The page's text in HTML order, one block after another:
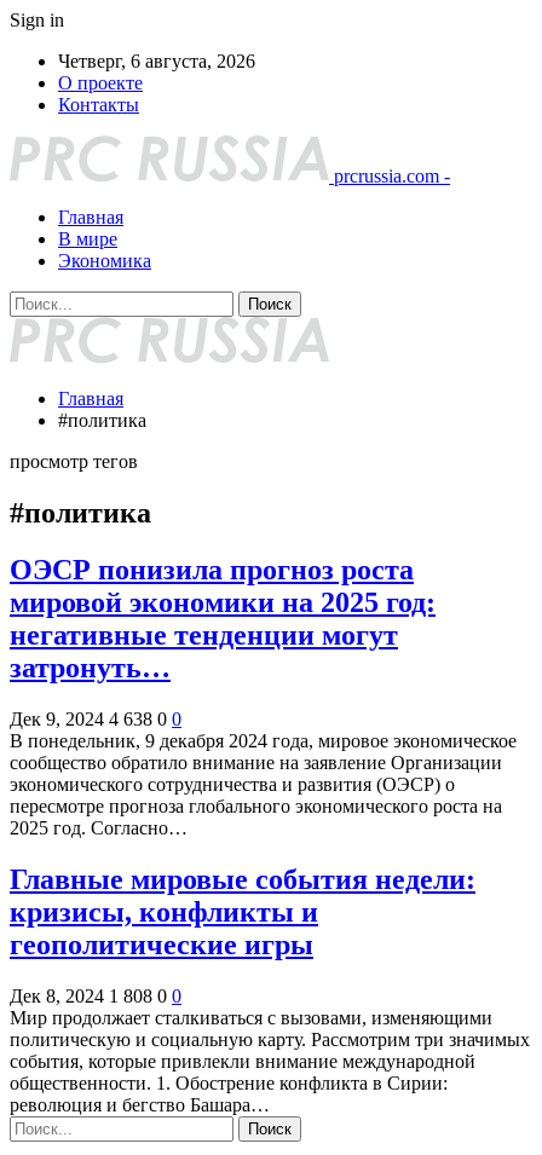
Sign in
Четверг, 6 августа, 2026
О проекте
Контакты
prcrussia.com -
Главная
В мире
Экономика
Главная
#политика
просмотр тегов
#политика
ОЭСР понизила прогноз роста
мировой экономики на 2025 год:
негативные тенденции могут
затронуть…
Дек 9, 2024 4 638 0 0
В понедельник, 9 декабря 2024 года, мировое экономическое
сообщество обратило внимание на заявление Организации
экономического сотрудничества и развития (ОЭСР) о
пересмотре прогноза глобального экономического роста на
2025 год. Согласно…
Главные мировые события недели:
кризисы, конфликты и
геополитические игры
Дек 8, 2024 1 808 0 0
Мир продолжает сталкиваться с вызовами, изменяющими
политическую и социальную карту. Рассмотрим три значимых
события, которые привлекли внимание международной
общественности. 1. Обострение конфликта в Сирии:
революция и бегство Башара…